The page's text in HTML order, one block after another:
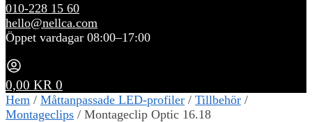
010-228 15 60
hello@nellca.com
Öppet vardagar 08:00–17:00
0,00 KR 0
Hem / Måttanpassade LED-profiler / Tillbehör /
Montageclips / Montageclip Optic 16.18